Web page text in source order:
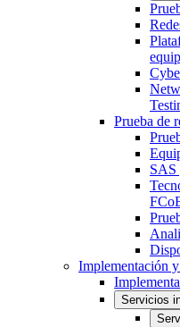
Prueba de
SAS
Implementación
Servicios